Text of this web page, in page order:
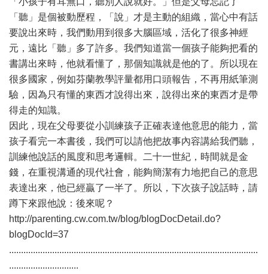
「聽」是個被動歷程，「說」才是主動的組織，當心中有話
要說出來時，我們動用到很多大腦區域，活化了很多神經
元，遠比「聽」多了許多。我們知道當一個孩子能夠把看的
書講出來時，他就看懂了，那個知識就是他的了。所以現在
很多國家，例如芬蘭教學評量都用口頭報告，不再用紙筆測
驗，因為只有懂的東西才說得出來，說得出來的東西才是帶
得走的知識。
因此，現在父母要從小訓練孩子正確表達他意思的能力，當
孩子看完一本書後，我們可以請他把故事內容講給我們聽，
訓練他說話的風度和思考邏輯。二十一世紀，時間就是金
錢，在重視溝通的現代社會，能夠簡潔有力地把自己的意思
表達出來，他已經贏了一半了。所以，下次孩子說話時，請
蹲下來跟他說：後來呢？
http://parenting.cw.com.tw/blog/blogDocDetail.do?
blogDocId=37
........................................................................................................
.............................